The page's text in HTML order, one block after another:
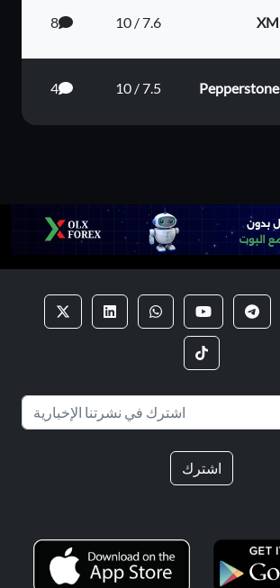
XM
7.6 / 10
8
Pepperstone
7.5 / 10
4
اشترك